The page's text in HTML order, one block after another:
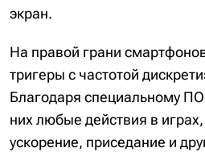
экран.
На правой грани
тригеры с частотой
Благодаря специальному
них любые действия в играх,
ускорение, приседание и